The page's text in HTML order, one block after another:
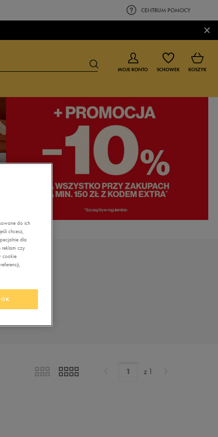
CENTRUM POMOCY
×
BUTY DLA CHŁOPCA
4-8 lat
BUTY DLA DZIEWCZYNKI
0-4 lat
4-8 lat
9-16 lat
MOJE KONTO SCHOWEK KOSZYK
z 1
do ich
chcesz,
dla
reklam czy
cookie
OK